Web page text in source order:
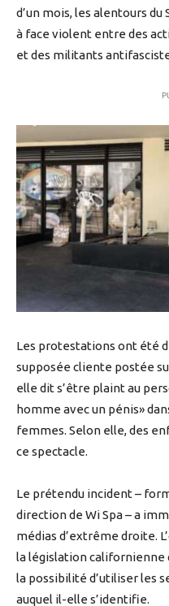
d’un mois, les alentours
à face violent entre des
et des militants
Les protestations ont été
supposée cliente postée
elle dit s’être plaint au
homme avec un pénis»
femmes. Selon elle, des
ce spectacle.
Le prétendu incident –
direction de Wi Spa – a
médias d’extrême droite.
la législation californienne
la possibilité d’utiliser les
auquel il-elle s’identifie.